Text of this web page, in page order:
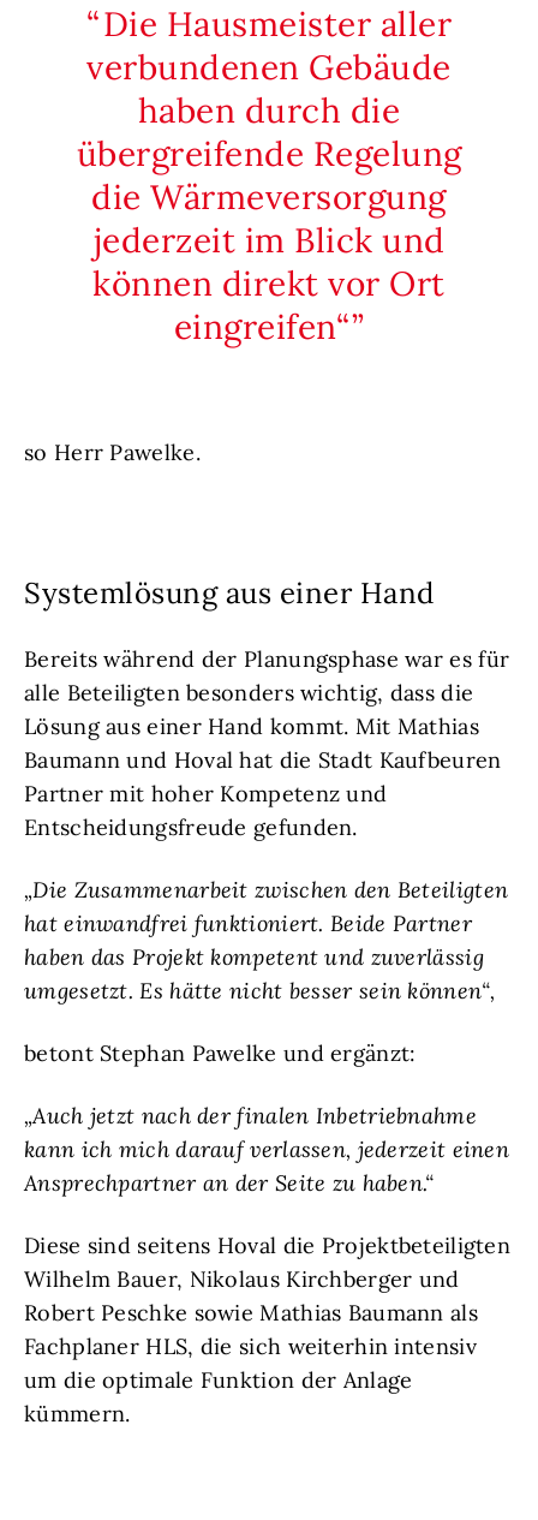
Die Hausmeister aller
verbundenen Gebäude
haben durch die
übergreifende Regelung
die Wärmeversorgung
jederzeit im Blick und
können direkt vor Ort
eingreifen“
so Herr Pawelke.
Systemlösung aus einer Hand
Bereits während der Planungsphase war es für
alle Beteiligten besonders wichtig, dass die
Lösung aus einer Hand kommt. Mit Mathias
Baumann und Hoval hat die Stadt Kaufbeuren
Partner mit hoher Kompetenz und
Entscheidungsfreude gefunden.
„Die Zusammenarbeit zwischen den Beteiligten
hat einwandfrei funktioniert. Beide Partner
haben das Projekt kompetent und zuverlässig
umgesetzt. Es hätte nicht besser sein können“,
betont Stephan Pawelke und ergänzt:
„Auch jetzt nach der finalen Inbetriebnahme
kann ich mich darauf verlassen, jederzeit einen
Ansprechpartner an der Seite zu haben.“
Diese sind seitens Hoval die Projektbeteiligten
Wilhelm Bauer, Nikolaus Kirchberger und
Robert Peschke sowie Mathias Baumann als
Fachplaner HLS, die sich weiterhin intensiv
um die optimale Funktion der Anlage
kümmern.